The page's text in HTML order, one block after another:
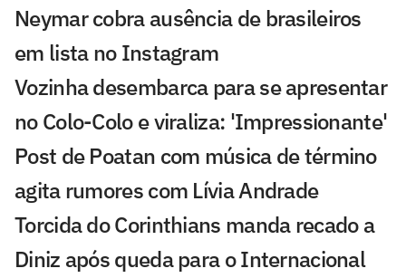
Neymar cobra ausência de brasileiros
em lista no Instagram
Vozinha desembarca para se apresentar
no Colo-Colo e viraliza: 'Impressionante'
Post de Poatan com música de término
agita rumores com Lívia Andrade
Torcida do Corinthians manda recado a
Diniz após queda para o Internacional